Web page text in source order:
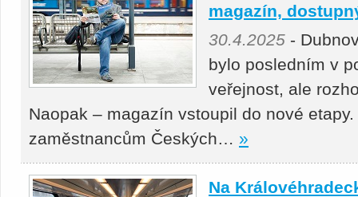
magazín,
30.4.2025 -
bylo posledním v
veřejnost, ale
Naopak – magazín vstoupil do nové
zaměstnancům Českých… »
Na